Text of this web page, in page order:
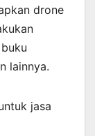
drone
lainnya.
jasa